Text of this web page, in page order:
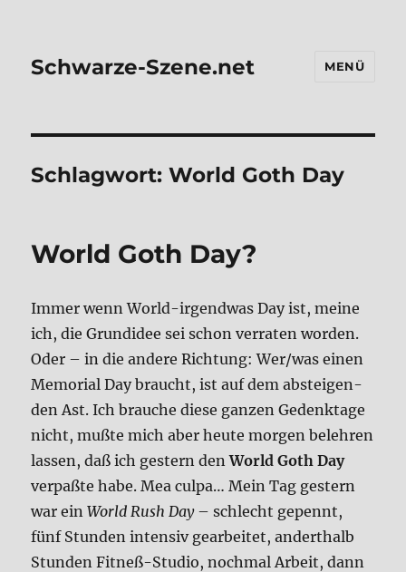
Schwarze-Szene.net MENÜ
Schlagwort:World Goth Day
World Goth Day?
Immer wenn World-irgend­was Day ist, mei­ne
ich, die Grund­idee sei schon ver­ra­ten wor­den.
Oder – in die ande­re Rich­tung: Wer/was einen
Memo­ri­al Day braucht, ist auf dem abstei­gen­
den Ast. Ich brau­che die­se gan­zen Gedenk­ta­ge
nicht, muß­te mich aber heu­te mor­gen beleh­ren
las­sen, daß ich gestern denWorld Goth Day
ver­paß­te habe. Mea cul­pa… Mein Tag gestern
war einWorld Rush Day– schlecht gepennt,
fünf Stun­den inten­siv gear­bei­tet, andert­halb
Stun­den Fit­neß-Stu­dio, noch­mal Arbeit, dann